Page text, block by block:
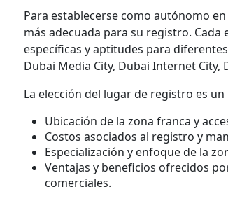
Para establecerse como autónomo en
más adecuada para su registro.
específicas y aptitudes para
Dubai Media City, Dubai Internet City,
La elección del lugar de registro es
Ubicación de la zona franca y
Costos asociados al registro y
Especialización y enfoque de la
Ventajas y beneficios ofrecidos
comerciales.